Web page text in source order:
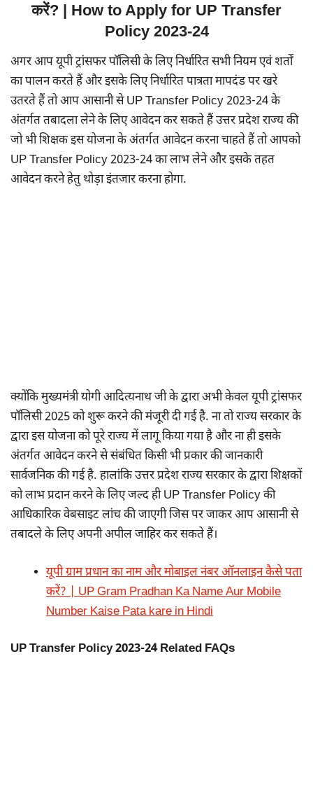
करें? | How to Apply for UP Transfer
Policy 2023-24
अगर आप यूपी ट्रांसफर पॉलिसी के लिए निर्धारित सभी नियम एवं शर्तों
का पालन करते हैं और इसके लिए निर्धारित पात्रता मापदंड पर खरे
उतरते हैं तो आप आसानी से UP Transfer Policy 2023-24 के
अंतर्गत तबादला लेने के लिए आवेदन कर सकते हैं उत्तर प्रदेश राज्य की
जो भी शिक्षक इस योजना के अंतर्गत आवेदन करना चाहते हैं तो आपको
UP Transfer Policy 2023-24 का लाभ लेने और इसके तहत
आवेदन करने हेतु थोड़ा इंतजार करना होगा.
क्योंकि मुख्यमंत्री योगी आदित्यनाथ जी के द्वारा अभी केवल यूपी ट्रांसफर
पॉलिसी 2025 को शुरू करने की मंजूरी दी गई है. ना तो राज्य सरकार के
द्वारा इस योजना को पूरे राज्य में लागू किया गया है और ना ही इसके
अंतर्गत आवेदन करने से संबंधित किसी भी प्रकार की जानकारी
सार्वजनिक की गई है. हालांकि उत्तर प्रदेश राज्य सरकार के द्वारा शिक्षकों
को लाभ प्रदान करने के लिए जल्द ही UP Transfer Policy की
आधिकारिक वेबसाइट लांच की जाएगी जिस पर जाकर आप आसानी से
तबादले के लिए अपनी अपील जाहिर कर सकते हैं।
यूपी ग्राम प्रधान का नाम और मोबाइल नंबर ऑनलाइन कैसे पता
करें? | UP Gram Pradhan Ka Name Aur Mobile
Number Kaise Pata kare in Hindi
UP Transfer Policy 2023-24 Related FAQs